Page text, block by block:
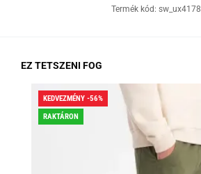
Termék kód: sw_ux4178
EZ TETSZENI FOG
KEDVEZMÉNY -56%
RAKTÁRON